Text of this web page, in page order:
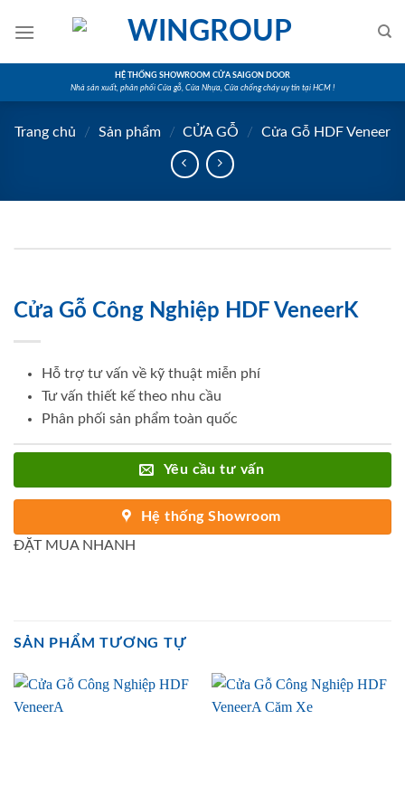
HỆ THỐNG SHOWROOM CỬA SAIGON DOOR
Nhà sản xuất, phân phối Cửa gỗ, Cửa Nhựa, Cửa chống cháy uy tín tại HCM !
Trang chủ / Sản phẩm / CỬA GỖ / Cửa Gỗ HDF Veneer
Cửa Gỗ Công Nghiệp HDF VeneerK
Hỗ trợ tư vấn về kỹ thuật miễn phí
Tư vấn thiết kế theo nhu cầu
Phân phối sản phẩm toàn quốc
Yêu cầu tư vấn
Hệ thống Showroom
ĐẶT MUA NHANH
SẢN PHẨM TƯƠNG TỰ